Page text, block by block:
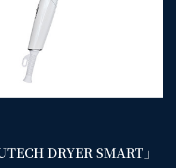
ソーシャルメディアポリシー
DRYER SMART」